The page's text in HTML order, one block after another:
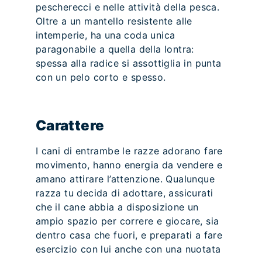
pescherecci e nelle attività della pesca.
Oltre a un mantello resistente alle
intemperie, ha una coda unica
paragonabile a quella della lontra:
spessa alla radice si assottiglia in punta
con un pelo corto e spesso.
Carattere
I cani di entrambe le razze adorano fare
movimento, hanno energia da vendere e
amano attirare l’attenzione. Qualunque
razza tu decida di adottare, assicurati
che il cane abbia a disposizione un
ampio spazio per correre e giocare, sia
dentro casa che fuori, e preparati a fare
esercizio con lui anche con una nuotata